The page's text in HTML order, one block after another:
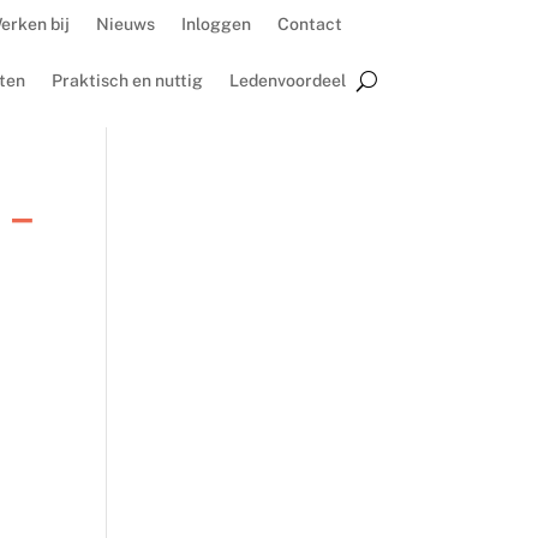
bij Nieuws Inloggen Contact
Praktisch en nuttig Ledenvoordeel